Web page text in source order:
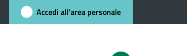
Accedi all'area personale